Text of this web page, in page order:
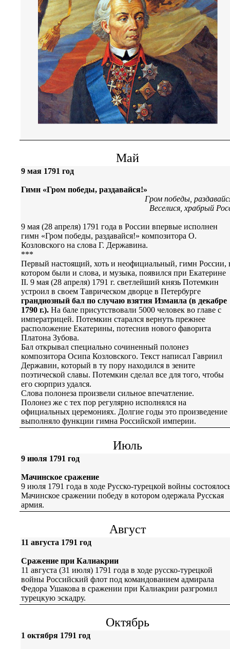
Май
9 мая 1791 год
Гимн «Гром победы, раздавайся!»
Гром победы,
Веселися, храбрый
9 мая (28 апреля) 1791 года в России впервые исполнен
гимн «Гром победы, раздавайся!» композитора О.
Козловского на слова Г. Державина.
***
Первый настоящий, хоть и неофициальный, гимн России,
котором были и слова, и музыка, появился при Екатерине
II. 9 мая (28 апреля) 1791 г. светлейший князь Потемкин
устроил в своем Таврическом дворце в Петербурге
грандиозный бал по случаю взятия Измаила (в декабре
1790 г.).На бале присутствовали 5000 человек во главе с
императрицей. Потемкин старался вернуть прежнее
расположение Екатерины, потеснив нового фаворита
Платона Зубова.
Бал открывал специально сочиненный полонез
композитора Осипа Козловского. Текст написал Гавриил
Державин, который в ту пору находился в зените
поэтической славы. Потемкин сделал все для того, чтобы
его сюрприз удался.
Слова полонеза произвели сильное впечатление.
Полонез же с тех пор регулярно исполнялся на
официальных церемониях. Долгие годы это произведение
выполняло функции гимна Российской империи.
Июль
9 июля 1791 год
Мачинское сражение
9 июля 1791 года в ходе Русско-турецкой войны
Мачинское сражении победу в котором одержала Русская
армия.
Август
11 августа 1791 год
Сражение при Калиакрии
11 августа (31 июля) 1791 года в ходе русско-турецкой
войны Российский флот под командованием адмирала
Федора Ушакова в сражении при Калиакрии разгромил
турецкую эскадру.
Октябрь
1 октября 1791 год